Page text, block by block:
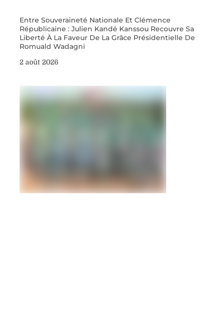
Entre Souveraineté Nationale Et Clémence
Républicaine : Julien Kandé Kanssou Recouvre Sa
Liberté À La Faveur De La Grâce Présidentielle De
Romuald Wadagni
2 août 2026